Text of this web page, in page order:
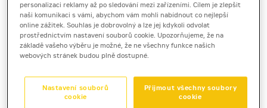
629 Kč s DPH
23 a více dnů
520 Kč bez DPH
629 Kč s DPH
Kauce
personalizaci reklamy až po sledování mezi zařízeními. Cílem je zlepšit
naši komunikaci s vámi, abychom vám mohli nabídnout co nejlepší
online zážitek. Souhlas je dobrovolný a lze jej kdykoli odvolat
prostřednictvím nastavení souborů cookie. Upozorňujeme, že na
základě vašeho výběru je možné, že ne všechny funkce našich
webových stránek budou plně dostupné.
Přijmout všechny soubory
cookie
Nastavení souborů
cookie